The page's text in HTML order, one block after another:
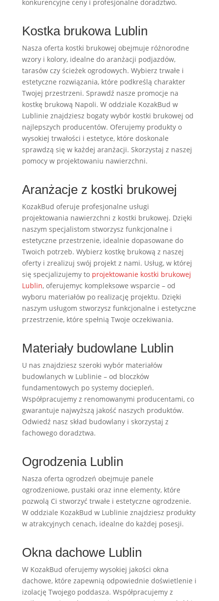
konkurencyjne ceny i profesjonalne doradztwo.
Kostka brukowa Lublin
Nasza oferta kostki brukowej obejmuje różnorodne
wzory i kolory, idealne do aranżacji podjazdów,
tarasów czy ścieżek ogrodowych. Wybierz trwałe i
estetyczne rozwiązania, które podkreślą charakter
Twojej przestrzeni. Sprawdź nasze promocje na
kostkę brukową Napoli. W oddziale KozakBud w
Lublinie znajdziesz bogaty wybór kostki brukowej od
najlepszych producentów. Oferujemy produkty o
wysokiej trwałości i estetyce, które doskonale
sprawdzą się w każdej aranżacji. Skorzystaj z naszej
pomocy w projektowaniu nawierzchni.
Aranżacje z kostki brukowej
KozakBud oferuje profesjonalne usługi
projektowania nawierzchni z kostki brukowej. Dzięki
naszym specjalistom stworzysz funkcjonalne i
estetyczne przestrzenie, idealnie dopasowane do
Twoich potrzeb. Wybierz kostkę brukową z naszej
oferty i zrealizuj swój projekt z nami. Usług, w której
się specjalizujemy to projektowanie kostki brukowej
Lublin, oferujemyc kompleksowe wsparcie – od
wyboru materiałów po realizację projektu. Dzięki
naszym usługom stworzysz funkcjonalne i estetyczne
przestrzenie, które spełnią Twoje oczekiwania.
Materiały budowlane Lublin
U nas znajdziesz szeroki wybór materiałów
budowlanych w Lublinie – od bloczków
fundamentowych po systemy dociepleń.
Współpracujemy z renomowanymi producentami, co
gwarantuje najwyższą jakość naszych produktów.
Odwiedź nasz skład budowlany i skorzystaj z
fachowego doradztwa.
Ogrodzenia Lublin
Nasza oferta ogrodzeń obejmuje panele
ogrodzeniowe, pustaki oraz inne elementy, które
pozwolą Ci stworzyć trwałe i estetyczne ogrodzenie.
W oddziale KozakBud w Lublinie znajdziesz produkty
w atrakcyjnych cenach, idealne do każdej posesji.
Okna dachowe Lublin
W KozakBud oferujemy wysokiej jakości okna
dachowe, które zapewnią odpowiednie doświetlenie i
izolację Twojego poddasza. Współpracujemy z